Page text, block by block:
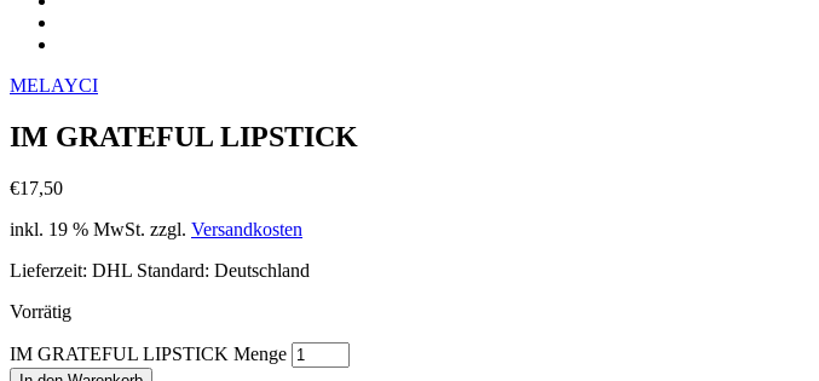
MELAYCI
IM GRATEFUL LIPSTICK
€17,50
inkl. 19 % MwSt. zzgl. Versandkosten
Lieferzeit: DHL Standard: Deutschland
Vorrätig
IM GRATEFUL LIPSTICK Menge